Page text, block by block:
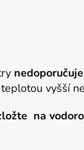
vyšší
na